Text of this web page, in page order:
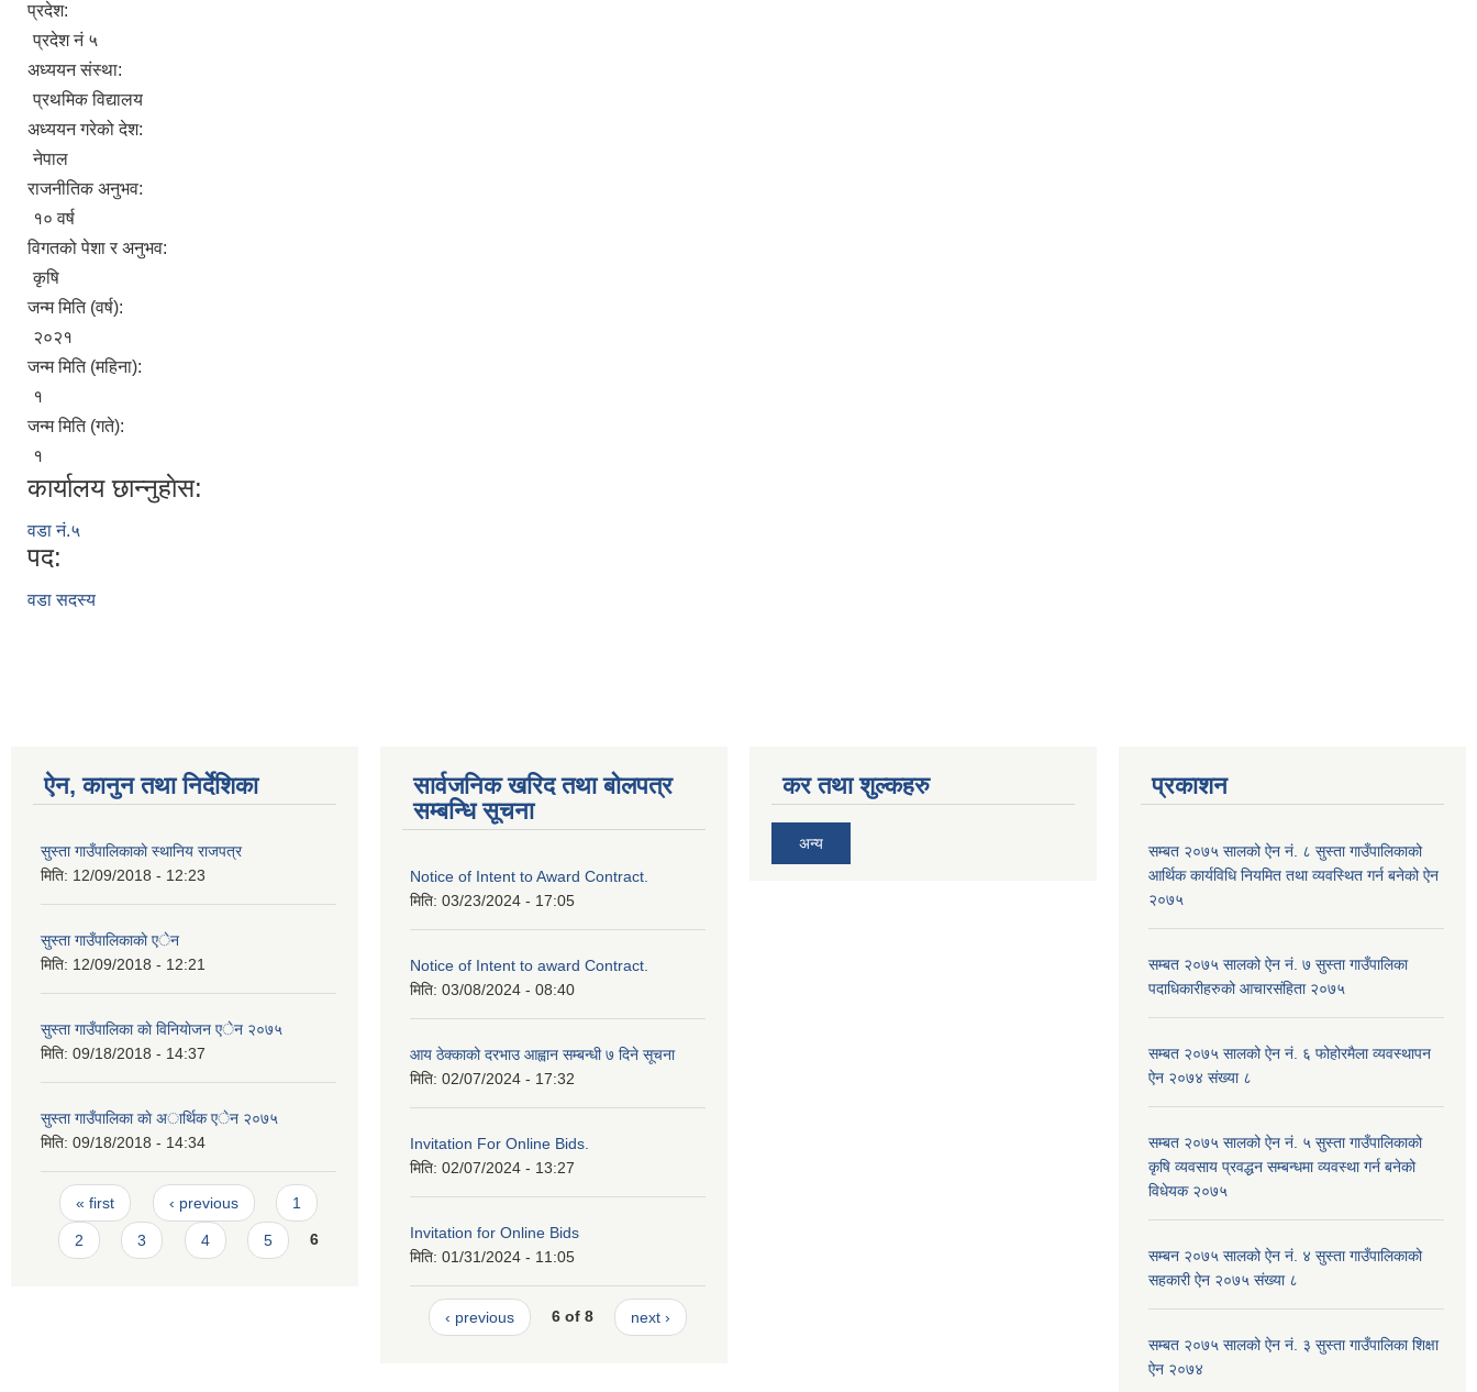
प्रदेश:
प्रदेश नं ५
अध्ययन संस्था:
प्रथमिक विद्यालय
अध्ययन गरेको देश:
नेपाल
राजनीतिक अनुभव:
१० वर्ष
विगतको पेशा र अनुभव:
कृषि
जन्म मिति (वर्ष):
२०२१
जन्म मिति (महिना):
१
जन्म मिति (गते):
१
कार्यालय छान्नुहाेस:
वडा नं.५
पद:
वडा सदस्य
ऐन, कानुन तथा निर्देशिका
सुस्ता गाउँपालिकाकाे स्थानिय राजपत्र
मिति: 12/09/2018 - 12:23
सुस्ता गाउँपालिकाकाे एेन
मिति: 12/09/2018 - 12:21
सुस्ता गाउँपालिका काे विनियाेजन एेन २०७५
मिति: 09/18/2018 - 14:37
सुस्ता गाउँपालिका काे अार्थिक एेन २०७५
मिति: 09/18/2018 - 14:34
Pages
« first ‹ previous 1
2 3 4 5 6
सार्वजनिक खरिद तथा बोलपत्र
सम्बन्धि सूचना
Notice of Intent to Award Contract.
मिति: 03/23/2024 - 17:05
Notice of Intent to award Contract.
मिति: 03/08/2024 - 08:40
आय ठेक्काको दरभाउ आह्वान सम्बन्धी ७ दिने सूचना
मिति: 02/07/2024 - 17:32
Invitation For Online Bids.
मिति: 02/07/2024 - 13:27
Invitation for Online Bids
मिति: 01/31/2024 - 11:05
‹ previous 6 of 8 next ›
कर तथा शुल्कहरु
अन्य
प्रकाशन
सम्बत २०७५ सालको ऐन नं. ८ सुस्ता गाउँपालिकाको
आर्थिक कार्यविधि नियमित तथा व्यवस्थित गर्न बनेको ऐन
२०७५
सम्बत २०७५ सालको ऐन नं. ७ सुस्ता गाउँपालिका
पदाधिकारीहरुको आचारसंहिता २०७५
सम्बत २०७५ सालको ऐन नं. ६ फोहोरमैला व्यवस्थापन
ऐन २०७४ संख्या ८
सम्बत २०७५ सालको ऐन नं. ५ सुस्ता गाउँपालिकाको
कृषि व्यवसाय प्रवद्धन सम्बन्धमा व्यवस्था गर्न बनेको
विधेयक २०७५
सम्बन २०७५ सालको ऐन नं. ४ सुस्ता गाउँपालिकाको
सहकारी ऐन २०७५ संख्या ८
सम्बत २०७५ सालको ऐन नं. ३ सुस्ता गाउँपालिका शिक्षा
ऐन २०७४